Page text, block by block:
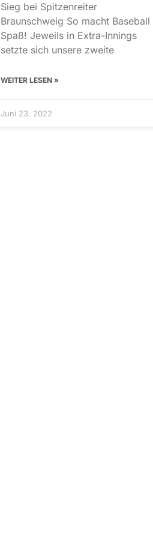
Sieg bei Spitzenreiter
Braunschweig So macht Baseball
Spaß! Jeweils in Extra-Innings
setzte sich unsere zweite
WEITER LESEN »
Juni 23, 2022